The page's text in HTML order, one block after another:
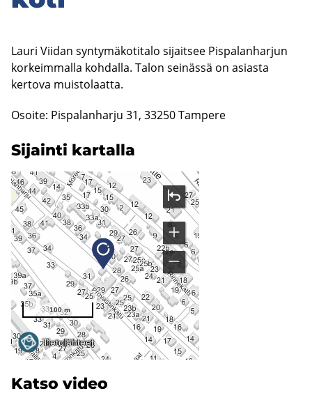
Lauri Viidan syntymäkotitalo sijaitsee Pispalanharjun
korkeimmalla kohdalla. Talon seinässä on asiasta
kertova muistolaatta.
Osoite: Pispalanharju 31, 33250 Tampere
Si­jain­ti kar­tal­la
Katso video